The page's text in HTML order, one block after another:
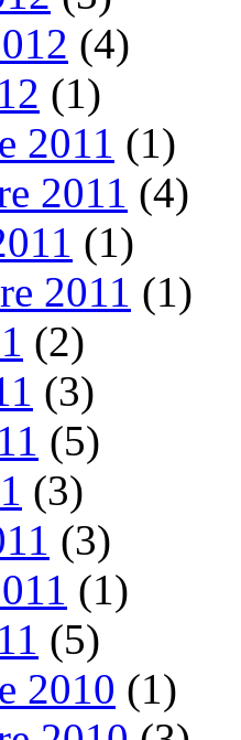
(4)
(1)
2011 (1)
2011 (4)
(1)
2011 (1)
(2)
(3)
(5)
(3)
(3)
(1)
(5)
2010 (1)